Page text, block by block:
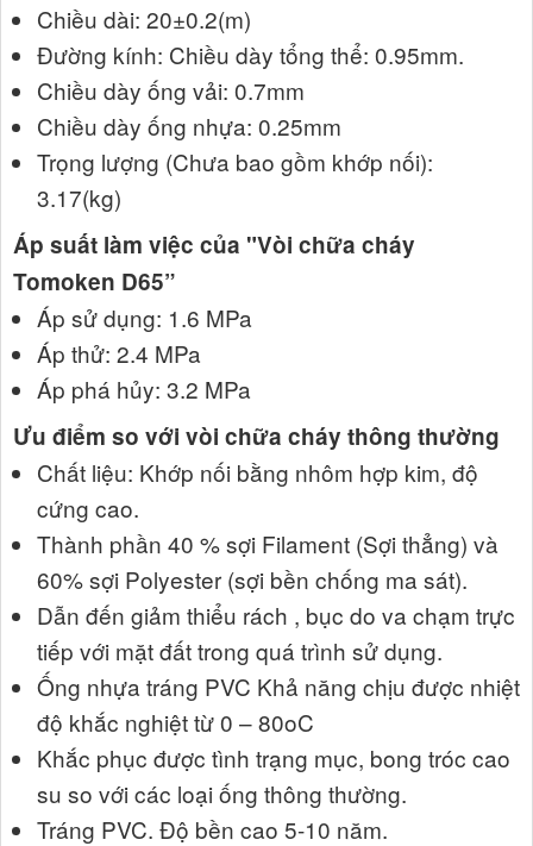
Chiều dài: 20±0.2(m)
Đường kính: Chiều dày tổng thể: 0.95mm.
Chiều dày ống vải: 0.7mm
Chiều dày ống nhựa: 0.25mm
Trọng lượng (Chưa bao gồm khớp nối):
3.17(kg)
Áp suất làm việc của "Vòi chữa cháy
Tomoken D65”
Áp sử dụng: 1.6 MPa
Áp thử: 2.4 MPa
Áp phá hủy: 3.2 MPa
Ưu điểm so với vòi chữa cháy thông thường
Chất liệu: Khớp nối bằng nhôm hợp kim, độ
cứng cao.
Thành phần 40 % sợi Filament (Sợi thẳng) và
60% sợi Polyester (sợi bền chống ma sát).
Dẫn đến giảm thiểu rách , bục do va chạm trực
tiếp với mặt đất trong quá trình sử dụng.
Ống nhựa tráng PVC Khả năng chịu được nhiệt
độ khắc nghiệt từ 0 – 80oC
Khắc phục được tình trạng mục, bong tróc cao
su so với các loại ống thông thường.
Tráng PVC. Độ bền cao 5-10 năm.